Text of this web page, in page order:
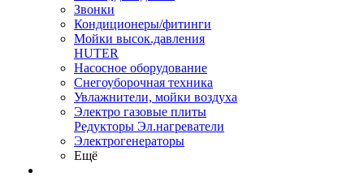
Звонки
Кондиционеры/фитинги
Мойки высок.давления
HUTER
Насосное оборудование
Снегоуборочная техника
Увлажнители, мойки воздуха
Электро газовые плиты
Редукторы Эл.нагреватели
Электрогенераторы
Ещё